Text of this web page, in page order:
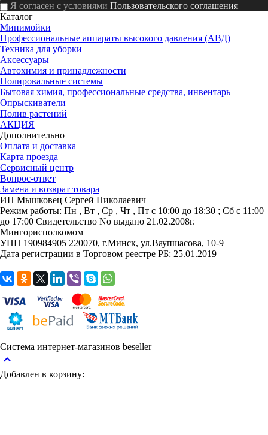
Я согласен с условиями Пользовательского соглашения
Каталог
Минимойки
Профессиональные аппараты высокого давления (АВД)
Техника для уборки
Аксессуары
Автохимия и принадлежности
Полировальные системы
Бытовая химия, профессиональные средства, инвентарь
Опрыскиватели
Полив растений
АКЦИЯ
Дополнительно
Оплата и доставка
Карта проезда
Сервисный центр
Вопрос-ответ
Замена и возврат товара
ИП Мышковец Сергей Николаевич
Режим работы: Пн , Вт , Ср , Чт , Пт c 10:00 до 18:30 ; Сб c 11:00
до 17:00 Свидетельство No выдано 21.02.2008г.
Мингорисполкомом
УНП 190984905 220070, г.Минск, ул.Ваупшасова, 10-9
Дата регистрации в Торговом реестре РБ: 25.01.2019
Система интернет-магазинов beseller
keyboard_arrow_up
Добавлен в корзину: